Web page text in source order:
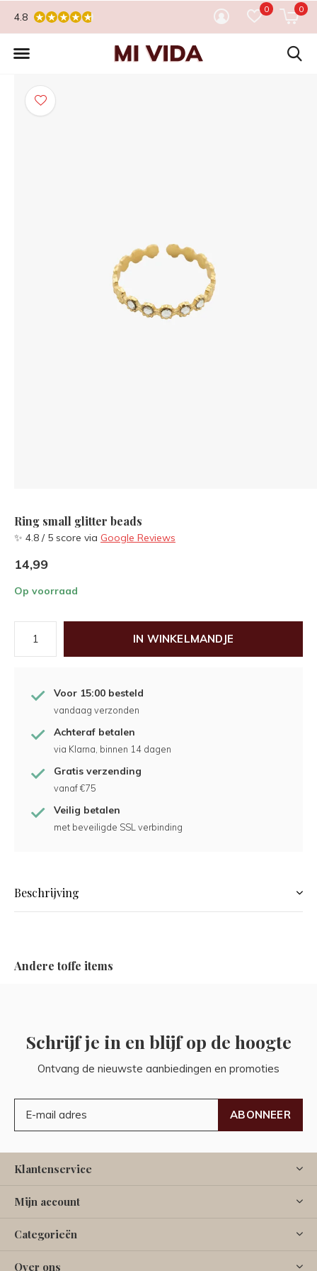
0 0
4.8
Ring small glitter beads
✨ 4.8 / 5 score via Google Reviews
14,99
Op voorraad
IN WINKELMANDJE
Voor 15:00 besteld
vandaag verzonden
Achteraf betalen
via Klarna, binnen 14 dagen
Gratis verzending
vanaf €75
Veilig betalen
met beveiligde SSL verbinding
Beschrijving
Andere toffe items
Schrijf je in en blijf op de hoogte
Ontvang de nieuwste aanbiedingen en promoties
ABONNEER
Klantenservice
Mijn account
Categorieën
Over ons